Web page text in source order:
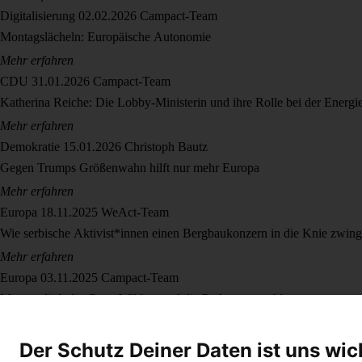
Digitalisierung 02.02.2026 Campact-Team
Montagslächeln: Europäische Autonomie
Mehr erfahren
CDU 31.01.2026 Campact-Team
Katherina Reiche: Die Lobby-Ministerin und ihre Rolle bei der
Mehr erfahren
Demokratie 15.01.2026 Christoph Bautz
Gegen Trumps Größenwahn hilft nur mehr Europa
Mehr erfahren
Europa 18.11.2025 WeAct-Team
Wie serbische Aktivist*innen einen Bergbaukonzern in die Knie
Mehr erfahren
Europa 03.11.2025 Campact-Team
Montagslächeln: Geert Wilders und die Parlamentswahl
Der Schutz Deiner Daten ist uns